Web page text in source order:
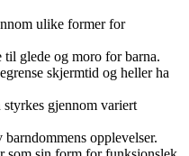
ulike former for
glede og moro for barna.
skjermtid og heller ha
gjennom variert
opplevelser.